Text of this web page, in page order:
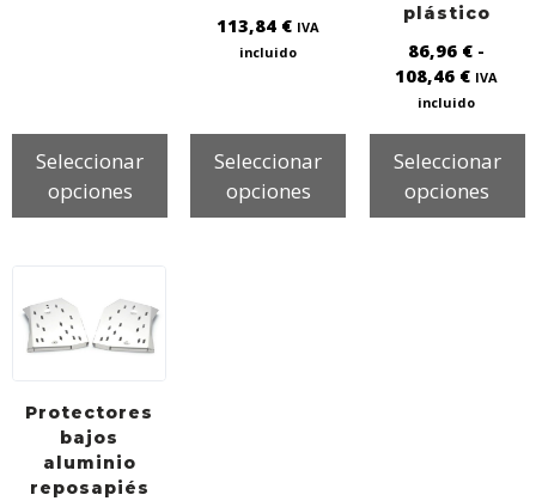
Seleccionar
opciones
113,84 € IVA
incluido
Seleccionar
opciones
plástico
86,96 € -
108,46 € IVA
incluido
Seleccionar
opciones
Protectores
bajos
aluminio
reposapiés